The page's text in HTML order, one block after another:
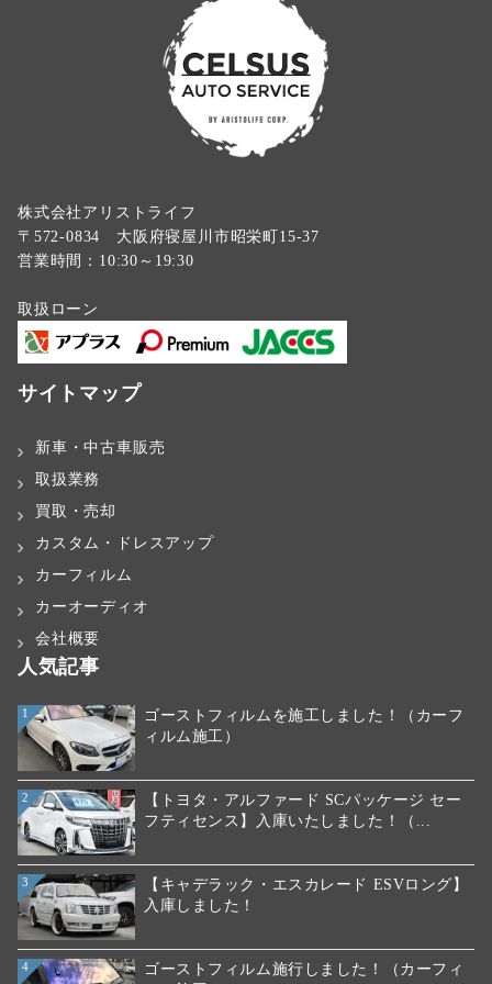
株式会社アリストライフ
〒572-0834 大阪府寝屋川市昭栄町15-37
営業時間：10:30～19:30
取扱ローン
サイトマップ
新車・中古車販売
取扱業務
買取・売却
カスタム・ドレスアップ
カーフィルム
カーオーディオ
会社概要
人気記事
1
ゴーストフィルムを施工しました！（カーフ
ィルム施工）
2
【トヨタ・アルファード SCパッケージ セー
フティセンス】入庫いたしました！（...
3
【キャデラック・エスカレード ESVロング】
入庫しました！
4
ゴーストフィルム施行しました！（カーフィ